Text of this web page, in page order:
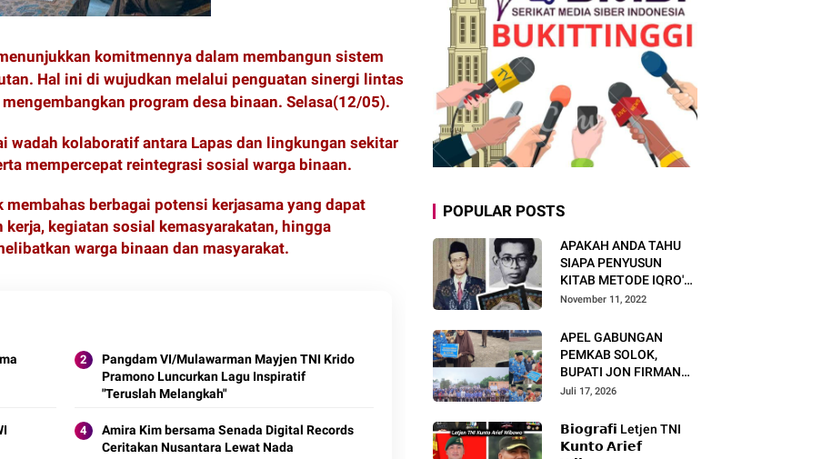
komitmennya dalam membangun sistem
Hal ini di wujudkan melalui penguatan sinergi lintas
program desa binaan. Selasa(12/05).
wadah kolaboratif antara Lapas dan lingkungan sekitar
mempercepat reintegrasi sosial warga binaan.
berbagai potensi kerjasama yang dapat
kegiatan sosial kemasyarakatan, hingga
warga binaan dan masyarakat.
Pangdam VI/Mulawarman Mayjen TNI Krido
Pramono Luncurkan Lagu Inspiratif
"Teruslah Melangkah"
Amira Kim bersama Senada Digital Records
Ceritakan Nusantara Lewat Nada
POPULAR POSTS
APAKAH ANDA TAHU
SIAPA PENYUSUN
KITAB METODE IQRO'?
INI BIOGRAFI KH. AS'AD
November 11, 2022
APEL GABUNGAN
PEMKAB SOLOK,
BUPATI JON FIRMAN
PANDU TEKANKAN ASN
DAN PELAYANAN
MASYARAKAT.
Juli 17, 2026
𝗕𝗶𝗼𝗴𝗿𝗮𝗳𝗶 Letjen TNI
𝗞𝘂𝗻𝘁𝗼 𝗔𝗿𝗶𝗲𝗳